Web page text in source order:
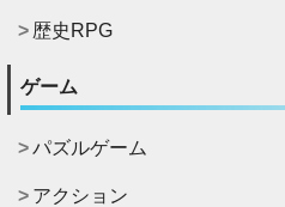
歴史RPG
ゲーム
パズルゲーム
アクション